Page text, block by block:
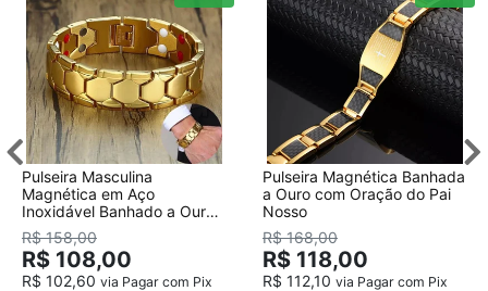
Pulseira Masculina
Magnética em Aço
Inoxidável Banhado a Ouro
18K
R$ 158,00
R$ 108,00
R$ 102,60 via Pagar com Pix
Pulseira Magnética Banhada
a Ouro com Oração do Pai
Nosso
R$ 168,00
R$ 118,00
R$ 112,10 via Pagar com Pix